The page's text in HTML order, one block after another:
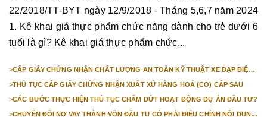
22/2018/TT-BYT ngày 12/9/2018 - Tháng 5,6,7 năm 2024
1. Kê khai giá thực phẩm chức năng dành cho trẻ dưới 6
tuổi là gì? Kê khai giá thực phẩm chức...
>CẤP GIẤY CHỨNG NHẬN CHẤT LƯỢNG AN TOÀN KỸ THUẬT XE ĐẠP ĐIỆN
>THỦ TỤC CẤP GIẤY CHỨNG NHẬN XUẤT XỨ HÀNG HOÁ (CO) CẤP SAU
>CÁC BƯỚC THỰC HIỆN THỦ TỤC CHẤM DỨT HOẠT ĐỘNG DỰ ÁN ĐẦU TƯ?
>CHUYỂN ĐỔI NỢ VAY THÀNH VỐN ĐẦU TƯ CÓ PHẢI ĐIỀU CHỈNH NỘI DUNG